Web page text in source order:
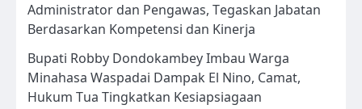
Administrator dan Pengawas, Tegaskan Jabatan
Berdasarkan Kompetensi dan Kinerja
Bupati Robby Dondokambey Imbau Warga
Minahasa Waspadai Dampak El Nino, Camat,
Hukum Tua Tingkatkan Kesiapsiagaan